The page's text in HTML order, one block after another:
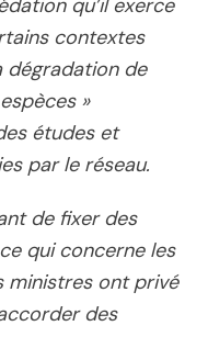
qu’il exerce
contextes
dégradation de
»
études et
par le réseau.
de fixer des
qui concerne les
ministres ont privé
des